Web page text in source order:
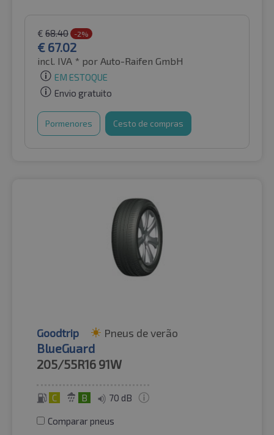
€ 68.40 -2%
€ 67.02
incl. IVA * por Auto-Raifen GmbH
EM ESTOQUE
Envio gratuito
Pormenores Cesto de compras
Goodtrip Pneus de verão
BlueGuard
205/55R16 91W
C B 70 dB
Comparar pneus